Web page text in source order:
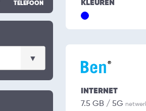
TELEFOON KLEUREN
INTERNET
7.5 GB / 5G